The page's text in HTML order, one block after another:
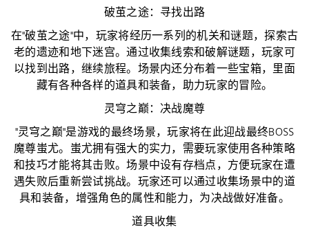
破茧之途：寻找出路
在"破茧之途"中，玩家将经历一系列的机关和谜题，探索古
老的遗迹和地下迷宫。通过收集线索和破解谜题，玩家可
以找到出路，继续旅程。场景内还分布着一些宝箱，里面
藏有各种各样的道具和装备，助力玩家的冒险。
灵穹之巅：决战魔尊
"灵穹之巅"是游戏的最终场景，玩家将在此迎战最终BOSS
魔尊蚩尤。蚩尤拥有强大的实力，需要玩家使用各种策略
和技巧才能将其击败。场景中设有存档点，方便玩家在遭
遇失败后重新尝试挑战。玩家还可以通过收集场景中的道
具和装备，增强角色的属性和能力，为决战做好准备。
道具收集